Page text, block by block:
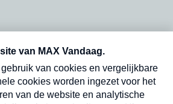
en dinsdagochtend in
Verzend